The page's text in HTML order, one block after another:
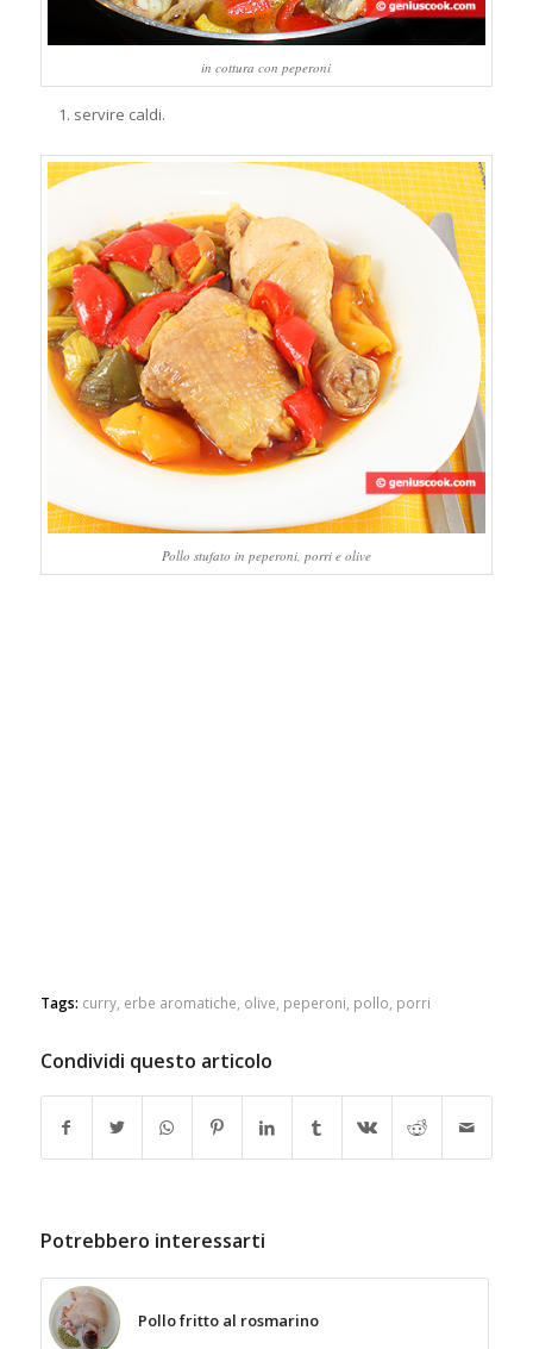
in cottura con peperoni
servire caldi.
Pollo stufato in peperoni, porri e olive
Tags: curry, erbe aromatiche olive peperoni pollo porri
Condividi questo articolo
Potrebbero interessarti
Pollo fritto al rosmarino